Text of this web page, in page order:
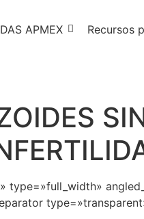
APMEX Recursos
type=»full_width»